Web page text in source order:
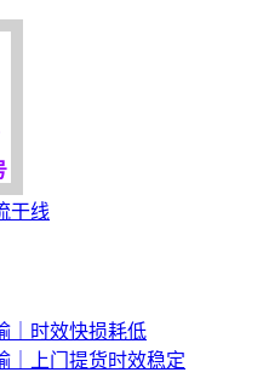
干线
｜时效快损耗低
｜上门提货时效稳定